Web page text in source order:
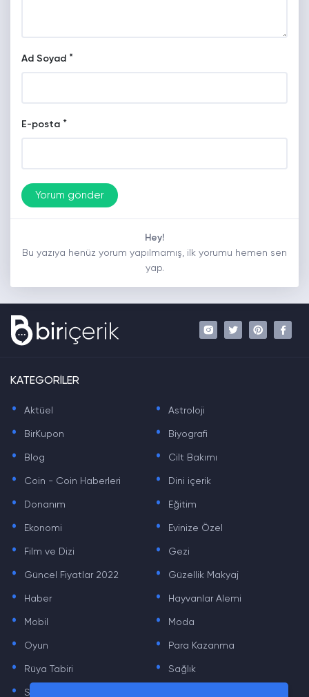
Ad Soyad *
E-posta *
Hey!
Bu yazıya henüz yorum yapılmamış, ilk yorumu hemen sen
yap.
KATEGORİLER
. Aktüel . Astroloji
. BirKupon . Biyografi
. Blog . Cilt Bakımı
. Coin - Coin Haberleri . Dini içerik
. Donanım . Eğitim
. Ekonomi . Evinize Özel
. Film ve Dizi . Gezi
. Güncel Fiyatlar 2022 . Güzellik Makyaj
. Haber . Hayvanlar Alemi
. Mobil . Moda
. Oyun . Para Kazanma
. Rüya Tabiri . Sağlık
. Sinema .